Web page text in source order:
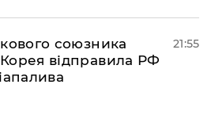
союзника
відправила РФ
21:55